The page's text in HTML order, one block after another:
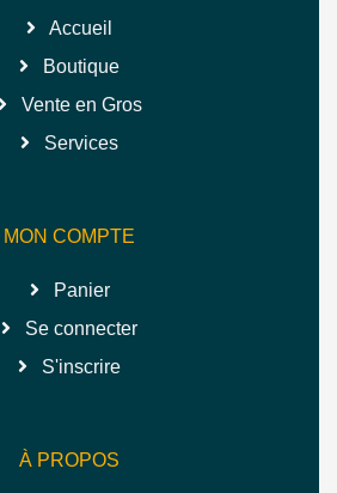
Accueil
Boutique
Vente en Gros
Services
MON COMPTE
Panier
Se connecter
S'inscrire
À PROPOS